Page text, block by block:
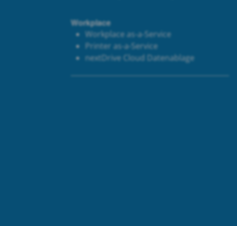
Workplace
Workplace as-a-Service
Printer as-a-Service
nextDrive Cloud Datenablage